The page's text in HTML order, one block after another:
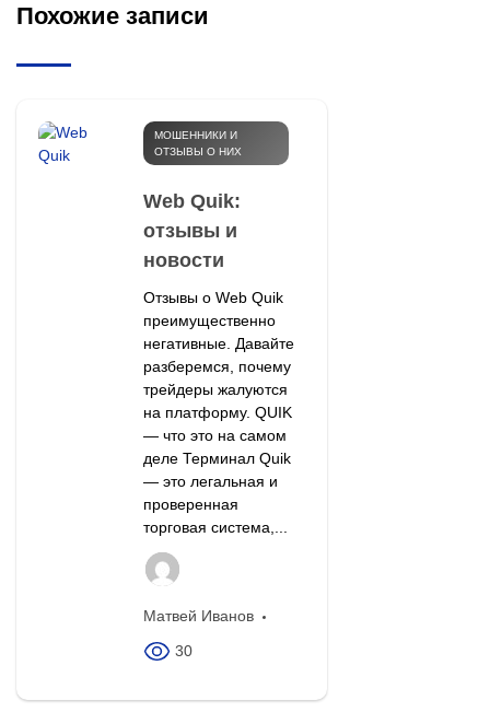
Похожие записи
МОШЕННИКИ И
ОТЗЫВЫ О НИХ
Web Quik:
отзывы и
новости
Отзывы о Web Quik
преимущественно
негативные. Давайте
разберемся, почему
трейдеры жалуются
на платформу. QUIK
— что это на самом
деле Терминал Quik
— это легальная и
проверенная
торговая система,...
Матвей Иванов
30